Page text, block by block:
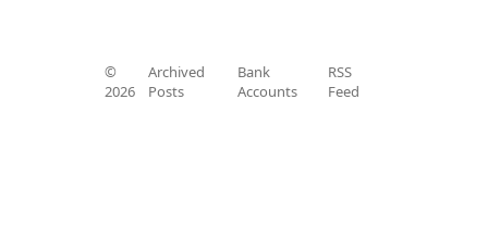
©
2026
Archived
Posts
Bank
Accounts
RSS
Feed